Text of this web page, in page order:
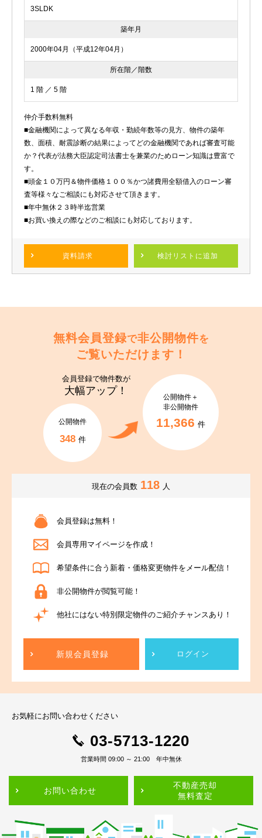
3SLDK
築年月
2000年04月（平成12年04月）
所在階／階数
1 階 ／ 5 階
資料請求 検討リスト に追加
仲介手数料無料
■金融機関によって異なる年収・勤続年数等の見方、物件の築年
数、面積、耐震診断の結果によってどの金融機関であれば審査可能
か？代表が法務大臣認定司法書士を兼業のためローン知識は豊富で
す。
■頭金１０万円＆物件価格１００％かつ諸費用全額借入のローン審
査等様々なご相談にも対応させて頂きます。
■年中無休２３時半迄営業
■お買い換えの際などのご相談にも対応しております。
無料会員登録で非公開物件を
ご覧いただけます！
会員登録で物件数が
大幅アップ！
公開物件
348 件
公開物件＋
非公開物件
11,366 件
現在の会員数 118 人
会員登録は無料！
会員専用マイページを作成！
希望条件に合う新着・価格変更物件をメール配信！
非公開物件が閲覧可能！
他社にはない特別限定物件のご紹介チャンスあり！
新規会員登録 ログイン
お気軽にお問い合わせください
03-5713-1220
営業時間 09:00 ～ 21:00 年中無休
お問い合わせ
不動産売却
無料査定